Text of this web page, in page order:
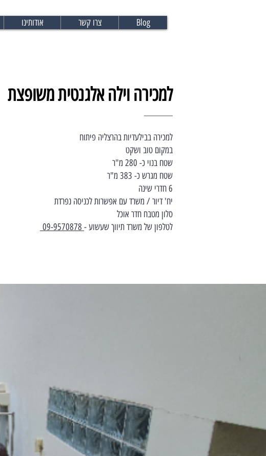
אודותינו צרו קשר Blog
למכירה וילה אלגנטית משופצת
למכירה בבילעדיות בהרצליה פיתוח
במקום טוב ושקט
שטח בנוי כ- 280 מ"ר
שטח מגרש כ- 383 מ"ר
6 חדרי שינה
יח' דיור / משרד עם אפשרות לכניסה נפרדת
סלון מטבח חדר אוכל
לטלפון של משרד תיווך שעשוע -